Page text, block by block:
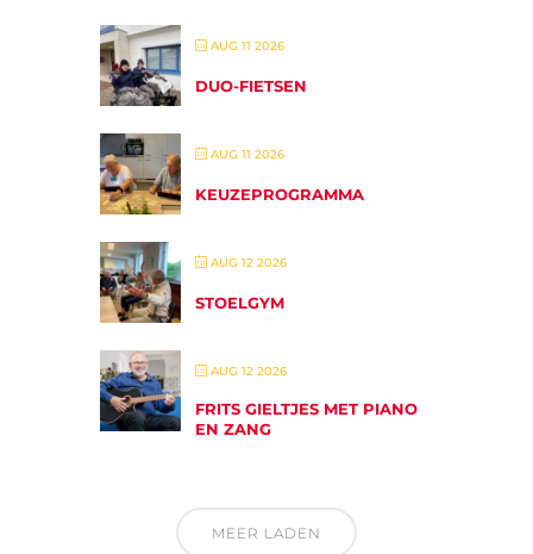
AUG 11 2026
DUO-FIETSEN
AUG 11 2026
KEUZEPROGRAMMA
AUG 12 2026
STOELGYM
AUG 12 2026
FRITS GIELTJES MET PIANO
EN ZANG
MEER LADEN